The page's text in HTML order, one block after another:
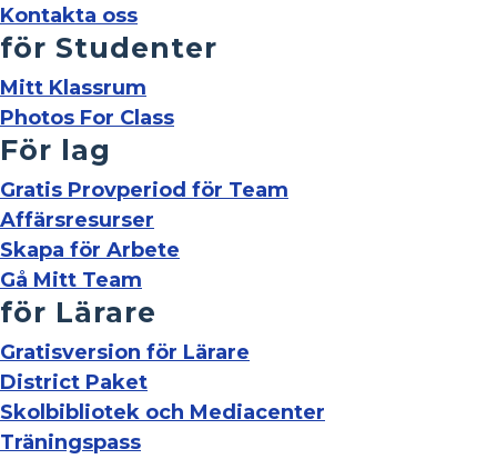
Kontakta oss
för Studenter
Mitt Klassrum
Photos For Class
För lag
Gratis Provperiod för Team
Affärsresurser
Skapa för Arbete
Gå Mitt Team
för Lärare
Gratisversion för Lärare
District Paket
Skolbibliotek och Mediacenter
Träningspass